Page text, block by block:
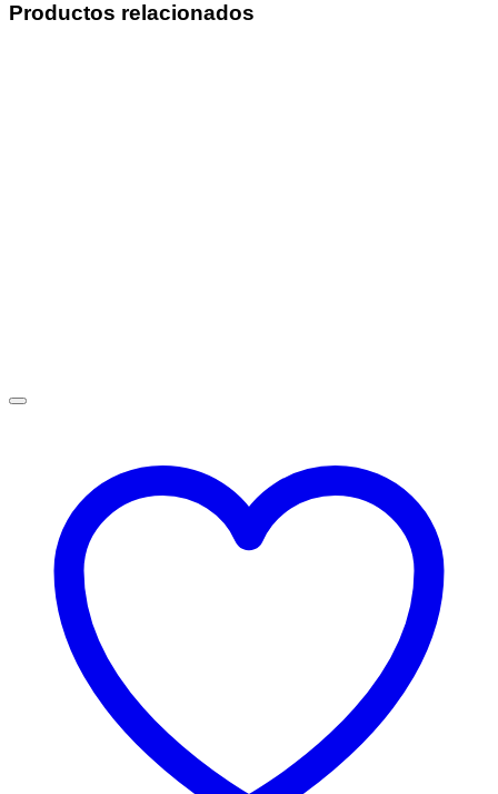
Productos relacionados